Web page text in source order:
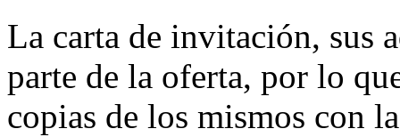
La carta de invitación, sus
parte de la oferta, por lo
copias de los mismos con